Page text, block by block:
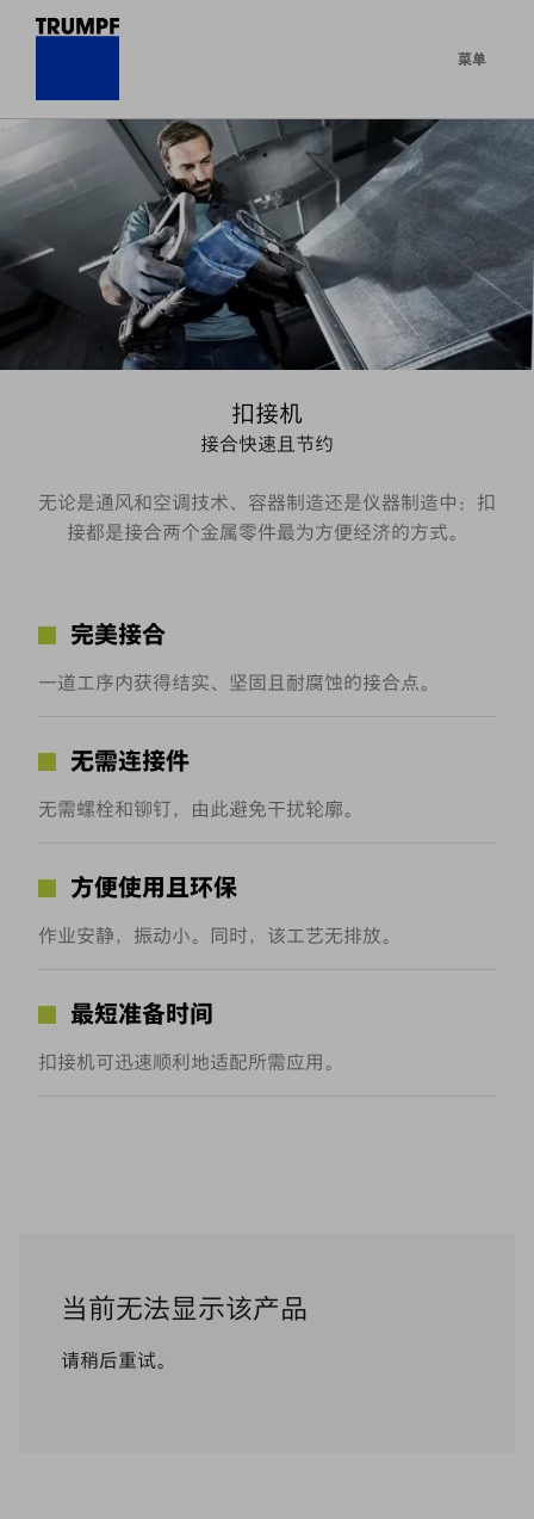
菜单
扣接机
接合快速且节约
无论是通风和空调技术、容器制造还是仪器制造中：扣
接都是接合两个金属零件最为方便经济的方式。
完美接合
一道工序内获得结实、坚固且耐腐蚀的接合点。
无需连接件
无需螺栓和铆钉，由此避免干扰轮廓。
方便使用且环保
作业安静，振动小。同时，该工艺无排放。
最短准备时间
扣接机可迅速顺利地适配所需应用。
当前无法显示该产品
请稍后重试。